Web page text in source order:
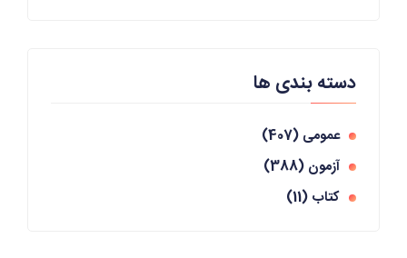
دسته بندی ها
عمومی(407)
آزمون(388)
کتاب(11)